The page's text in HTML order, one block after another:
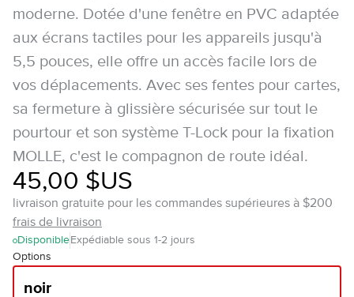
moderne. Dotée d'une fenêtre en PVC adaptée
aux écrans tactiles pour les appareils jusqu'à
5,5 pouces, elle offre un accès facile lors de
vos déplacements. Avec ses fentes pour cartes,
sa fermeture à glissière sécurisée sur tout le
pourtour et son système T-Lock pour la fixation
MOLLE, c'est le compagnon de route idéal.
45,00 $US
livraison gratuite pour les commandes supérieures à $200
frais de livraison
Disponible Expédiable sous 1-2 jours
Options
noir